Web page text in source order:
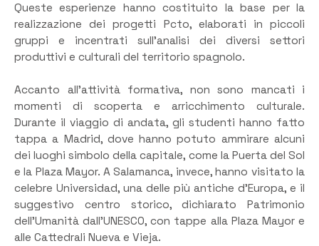
Queste esperienze hanno costituito la base per la
realizzazione dei progetti Pcto, elaborati in piccoli
gruppi e incentrati sull’analisi dei diversi settori
produttivi e culturali del territorio spagnolo.
Accanto all’attività formativa, non sono mancati i
momenti di scoperta e arricchimento culturale.
Durante il viaggio di andata, gli studenti hanno fatto
tappa a Madrid, dove hanno potuto ammirare alcuni
dei luoghi simbolo della capitale, come la Puerta del Sol
e la Plaza Mayor. A Salamanca, invece, hanno visitato la
celebre Universidad, una delle più antiche d’Europa, e il
suggestivo centro storico, dichiarato Patrimonio
dell’Umanità dall’UNESCO, con tappe alla Plaza Mayor e
alle Cattedrali Nueva e Vieja.